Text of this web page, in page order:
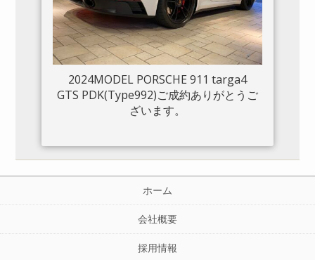
2024MODEL PORSCHE 911 targa4
GTS PDK(Type992)ご成約ありがとうご
ざいます。
ホーム
会社概要
採用情報